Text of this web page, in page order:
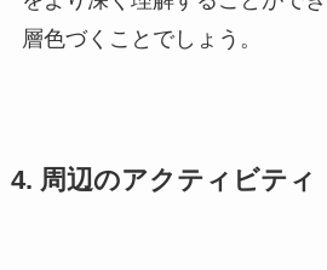
層色づくことでしょう。
4. 周辺のアクティビティ